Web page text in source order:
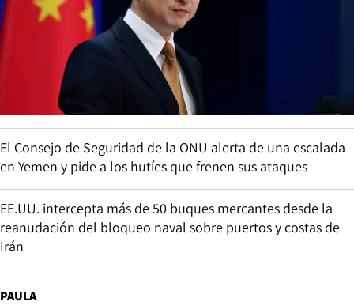
El Consejo de Seguridad de la ONU alerta de una escalada
en Yemen y pide a los hutíes que frenen sus ataques
EE.UU. intercepta más de 50 buques mercantes desde la
reanudación del bloqueo naval sobre puertos y costas de
Irán
PAULA